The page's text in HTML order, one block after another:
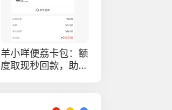
羊小咩便荔卡包：额
度取现秒回款，助你